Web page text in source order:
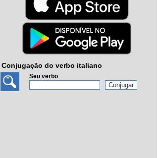
Conjugação do verbo italiano
Seu verbo